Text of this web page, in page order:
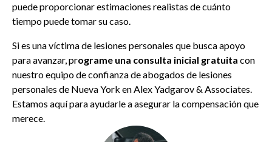
puede proporcionar estimaciones realistas de cuánto
tiempo puede tomar su caso.
Si es una víctima de lesiones personales que busca apoyo
para avanzar, programe una consulta inicial gratuita con
nuestro equipo de confianza de abogados de lesiones
personales de Nueva York en Alex Yadgarov & Associates.
Estamos aquí para ayudarle a asegurar la compensación que
merece.